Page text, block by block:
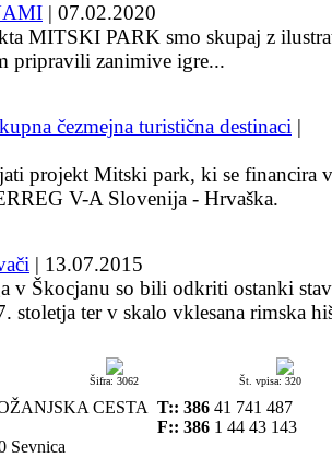
| 07.02.2020
MITSKI PARK smo skupaj z
pripravili zanimive igre...
čezmejna turistična destinaci |
projekt Mitski park, ki se financira
V-A Slovenija - Hrvaška.
| 13.07.2015
v Škocjanu so bili odkriti ostanki
stoletja ter v skalo vklesana rimska
Šifra: 3062 Št. vpisa: 320
CESTA
Sevnica
T:: 386 41 741 487
F:: 386 1 44 43 143